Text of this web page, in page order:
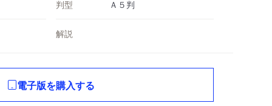
判型 Ａ５判
解説
電子版を購入する